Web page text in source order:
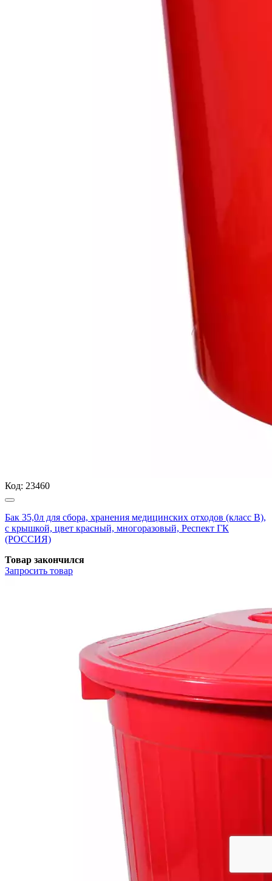
Код: 23460
Бак 35,0л для сбора, хранения медицинских отходов (класс В),
с крышкой, цвет красный, многоразовый, Респект ГК
(РОССИЯ)
Товар закончился
Запросить товар